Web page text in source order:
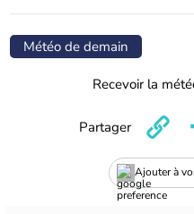
Météo de demain
Recevoir la
Ajouter à
Partager